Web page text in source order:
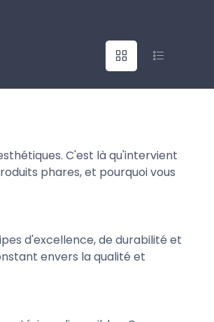
C'est là qu'intervient
phares, et pourquoi vous
d'excellence, de durabilité et
envers la qualité et